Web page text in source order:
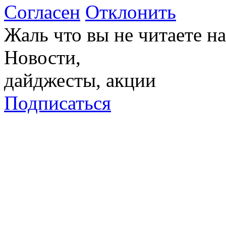
Согласен Отклонить
Жаль что вы не читаете
Новости,
дайджесты, акции
Подписаться